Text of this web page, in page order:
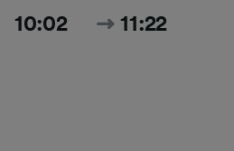
10:02 11:22